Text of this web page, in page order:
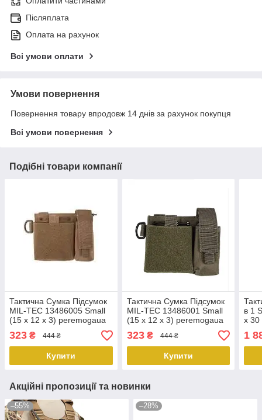
Післяплата
Оплата на рахунок
Всі умови оплати
Умови повернення
Повернення товару впродовж 14 днів за рахунок покупця
Всі умови повернення
Подібні товари компанії
Тактична Сумка Підсумок
MIL-TEC 13486005 Small
(15 x 12 x 3) peremogaua
323 ₴ 444 ₴
Купити
Тактична Сумка Підсумок
MIL-TEC 13486001 Small
(15 x 12 x 3) peremogaua
323₴ 444 ₴
Купити
в 1
x 30
1
Акційні пропозиції та новинки
–55% –28%